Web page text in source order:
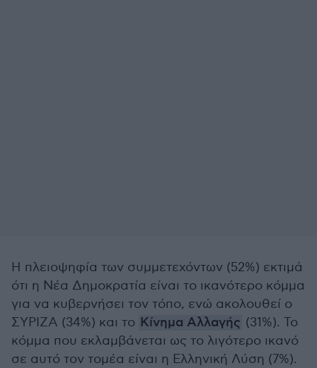
Η πλειοψηφία των συμμετεχόντων (52%) εκτιμά
ότι η Νέα Δημοκρατία είναι το ικανότερο κόμμα
για να κυβερνήσει τον τόπο, ενώ ακολουθεί ο
ΣΥΡΙΖΑ (34%) και το Κίνημα Αλλαγής (31%). Το
κόμμα που εκλαμβάνεται ως το λιγότερο ικανό
σε αυτό τον τομέα είναι η Ελληνική Λύση (7%).